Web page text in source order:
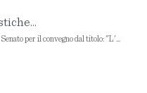
per il convegno dal titolo: "L'...